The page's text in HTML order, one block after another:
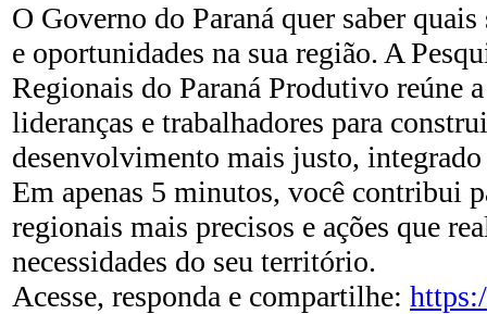
O Governo do Paraná quer saber
e oportunidades na sua região. A
Regionais do Paraná Produtivo reúne
lideranças e trabalhadores para
desenvolvimento mais justo, integrado
Em apenas 5 minutos, você contribui
regionais mais precisos e ações que
necessidades do seu território.
Acesse, responda e compartilhe: